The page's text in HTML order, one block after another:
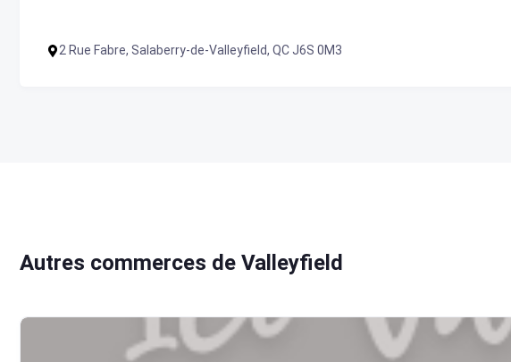
2 Rue Fabre, Salaberry-de-Valleyfield, QC J6S 0M3
Autres commerces de Valleyfield